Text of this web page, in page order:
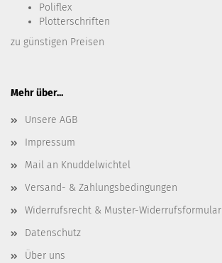
Poliflex
Plotterschriften
zu günstigen Preisen
Mehr über...
Unsere AGB
Impressum
Mail an Knuddelwichtel
Versand- & Zahlungsbedingungen
Widerrufsrecht & Muster-Widerrufsformular
Datenschutz
Über uns